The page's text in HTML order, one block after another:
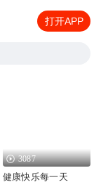
打开APP
3087
健康快乐每一天